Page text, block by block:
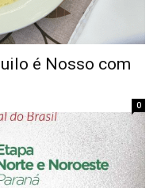
é Nosso com
0